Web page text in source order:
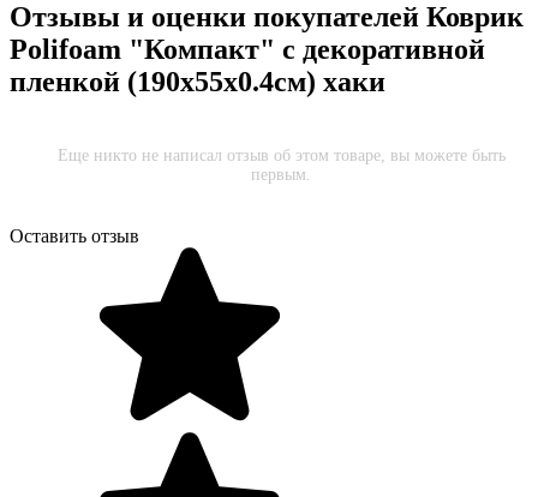
Отзывы и оценки покупателей Коврик
Polifoam "Компакт" с декоративной
пленкой (190x55x0.4см) хаки
Еще никто не написал отзыв об этом товаре, вы можете быть
первым.
Оставить отзыв